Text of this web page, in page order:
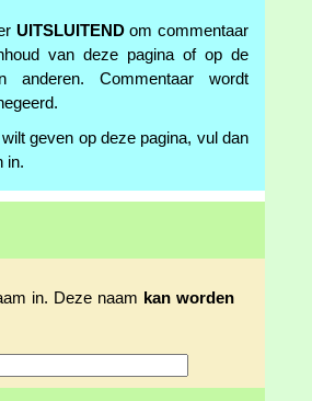
UITSLUITENDom commentaar
van deze pagina of op de
anderen. Commentaar wordt
geven op deze pagina, vul dan
in.
in. Deze naam kan worden